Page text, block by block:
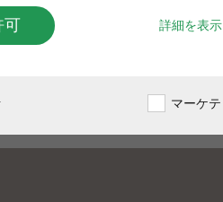
可 詳細を表示
マーケ
いまだかつてなくスマート
収まり、ほとんど目につか
く聞き取ることができます
くいですが、装用者は確実に